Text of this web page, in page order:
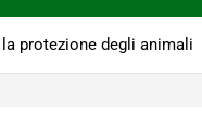
protezione degli animali